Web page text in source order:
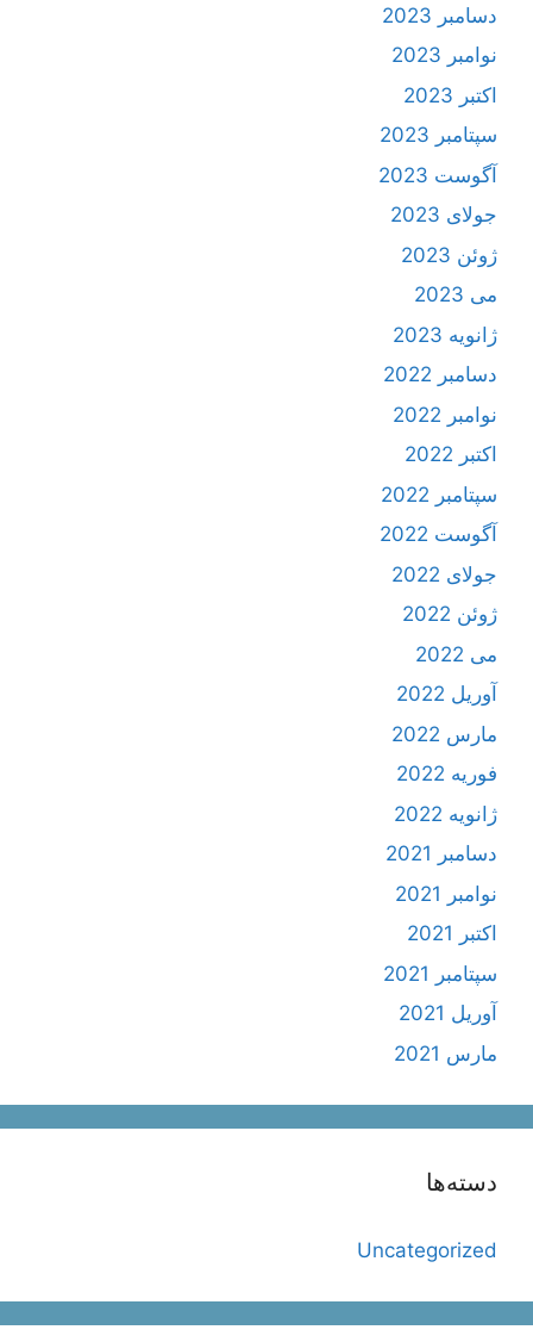
دسامبر 2023
نوامبر 2023
اکتبر 2023
سپتامبر 2023
آگوست 2023
جولای 2023
ژوئن 2023
می 2023
ژانویه 2023
دسامبر 2022
نوامبر 2022
اکتبر 2022
سپتامبر 2022
آگوست 2022
جولای 2022
ژوئن 2022
می 2022
آوریل 2022
مارس 2022
فوریه 2022
ژانویه 2022
دسامبر 2021
نوامبر 2021
اکتبر 2021
سپتامبر 2021
آوریل 2021
مارس 2021
دسته‌ها
Uncategorized